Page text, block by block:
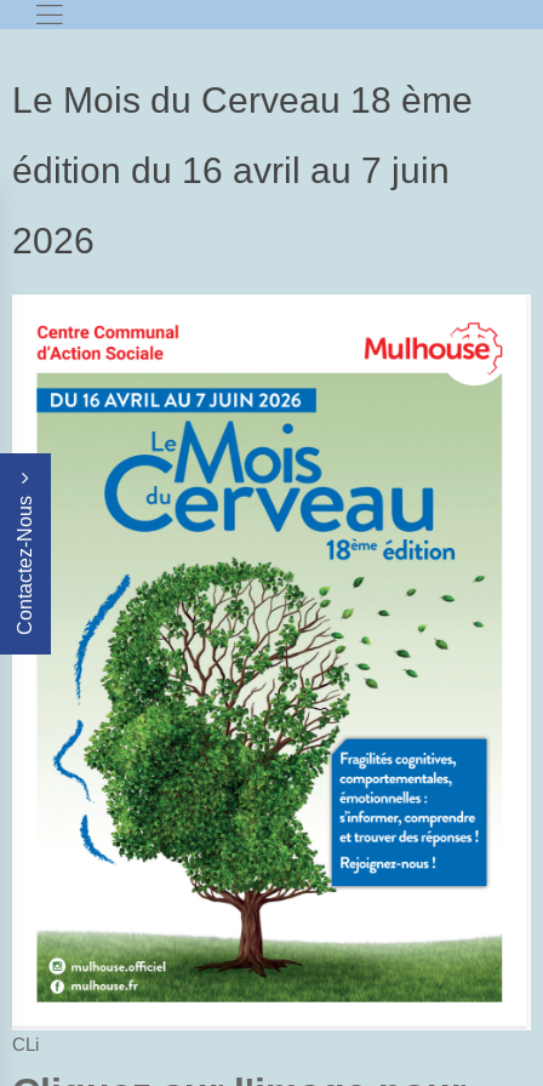
Contactez-Nous
Le Mois du Cerveau 18 ème
édition du 16 avril au 7 juin
2026
CLi